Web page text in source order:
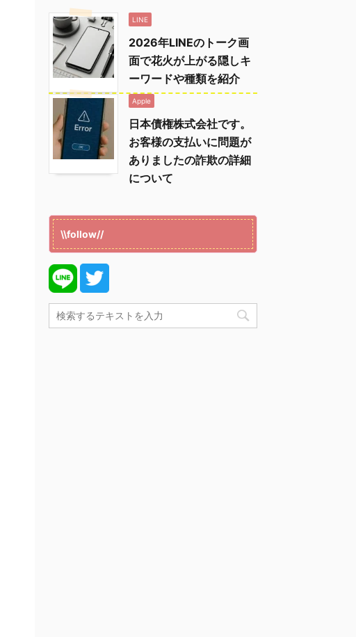
LINE
2026年LINEのトーク画
面で花火が上がる隠しキ
ーワードや種類を紹介
Apple
日本債権株式会社です。
お客様の支払いに問題が
ありましたの詐欺の詳細
について
\\follow//